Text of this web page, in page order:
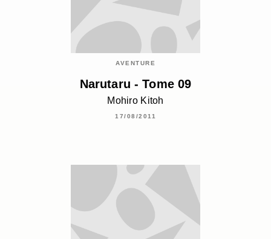
AVENTURE
Narutaru - Tome 09
Mohiro Kitoh
17/08/2011